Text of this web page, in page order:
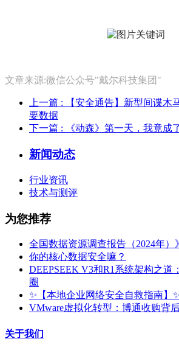
文章来源:微信公众号"戴尔科技集团"
上一篇 : 【安全通告】新型间谍木
要数据
下一篇 : 《动森》第一天，我竟成
新闻动态
行业资讯
技术与测评
为您推荐
全国数据资源调查报告（2024年）
你的核心数据安全嘛？
DEEPSEEK V3和R1系统架构之道
圈
✨【本地企业网络安全自救指南】
VMware虚拟化转型：博通收购背
关于我们